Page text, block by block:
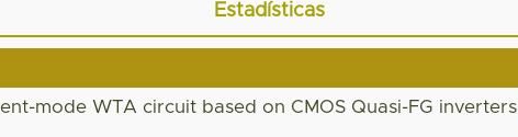
Estadísticas
mode WTA circuit based on CMOS Quasi-FG inverters